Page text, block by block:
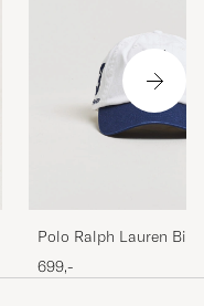
Polo Ralph Lauren Big
Cap Ceramic White
699,-